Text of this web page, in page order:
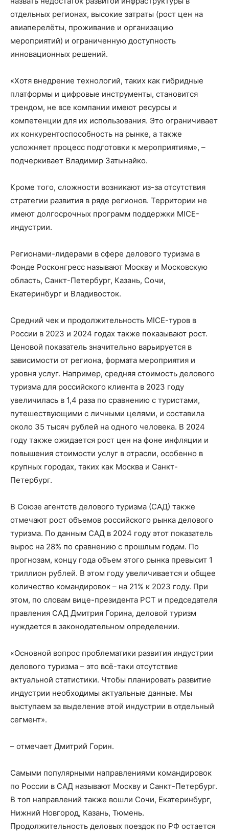
отдельных регионах, высокие затраты (рост цен на
авиаперелёты, проживание и организацию
мероприятий) и ограниченную доступность
инновационных решений.
«Хотя внедрение технологий, таких как гибридные
платформы и цифровые инструменты, становится
трендом, не все компании имеют ресурсы и
компетенции для их использования. Это ограничивает
их конкурентоспособность на рынке​, а также
усложняет процесс подготовки к мероприятиям», –
подчеркивает Владимир Затынайко.
Кроме того, сложности возникают из-за отсутствия
стратегии развития в ряде регионов. Территории не
имеют долгосрочных программ поддержки MICE-
индустрии.
Регионами-лидерами в сфере делового туризма в
Фонде Росконгресс называют Москву и Московскую
область, Санкт-Петербург, Казань, Сочи,
Екатеринбург и Владивосток.
Средний чек и продолжительность MICE-туров в
России в 2023 и 2024 годах также показывают рост.
Ценовой показатель значительно варьируется в
зависимости от региона, формата мероприятия и
уровня услуг. Например, средняя стоимость делового
туризма для российского клиента в 2023 году
увеличилась в 1,4 раза по сравнению с туристами,
путешествующими с личными целями, и составила
около 35 тысяч рублей на одного человека.​ В 2024
году также ожидается рост цен на фоне инфляции и
повышения стоимости услуг в отрасли, особенно в
крупных городах, таких как Москва и Санкт-
Петербург.
В Союзе агентств делового туризма (САД) также
отмечают рост объемов российского рынка делового
туризма. По данным САД в 2024 году этот показатель
вырос на 28% по сравнению с прошлым годам. По
прогнозам, концу года объем этого рынка превысит 1
триллион рублей. В этом году увеличивается и общее
количество командировок – на 21% к 2023 году. При
этом, по словам вице-президента РСТ и председателя
правления САД Дмитрия Горина, деловой туризм
нуждается в законодательном определении.
«Основной вопрос проблематики развития индустрии
делового туризма – это всё-таки отсутствие
актуальной статистики. Чтобы планировать развитие
индустрии необходимы актуальные данные. Мы
выступаем за выделение этой индустрии в отдельный
сегмент».
– отмечает Дмитрий Горин.
Самыми популярными направлениями командировок
по России в САД называют Москву и Санкт-Петербург.
В топ направлений также вошли Сочи, Екатеринбург,
Нижний Новгород, Казань, Тюмень.
Продолжительность деловых поездок по РФ остается